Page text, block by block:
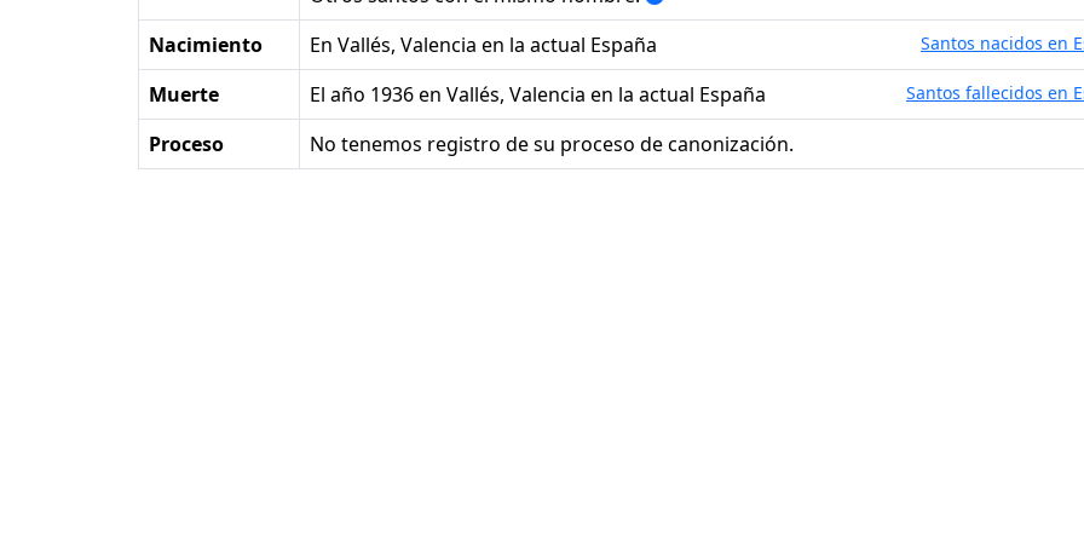
Nacimiento
en Vallés, Valencia en la actual España Santos nacidos en
Muerte el año 1936 en Vallés, Valencia en la actual España Santos fallecidos en
Proceso No tenemos registro de su proceso de canonización.